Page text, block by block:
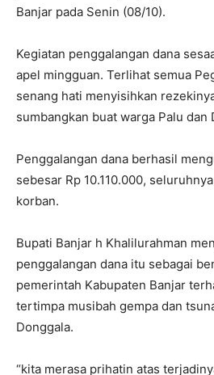
Banjar pada Senin (08/10).
Kegiatan penggalangan dana
apel mingguan. Terlihat semua
senang hati menyisihkan
sumbangkan buat warga Palu dan
Penggalangan dana berhasil
sebesar Rp 10.110.000,
korban.
Bupati Banjar h Khalilurahman
penggalangan dana itu sebagai
pemerintah Kabupaten Banjar
tertimpa musibah gempa dan
Donggala.
“kita merasa prihatin atas